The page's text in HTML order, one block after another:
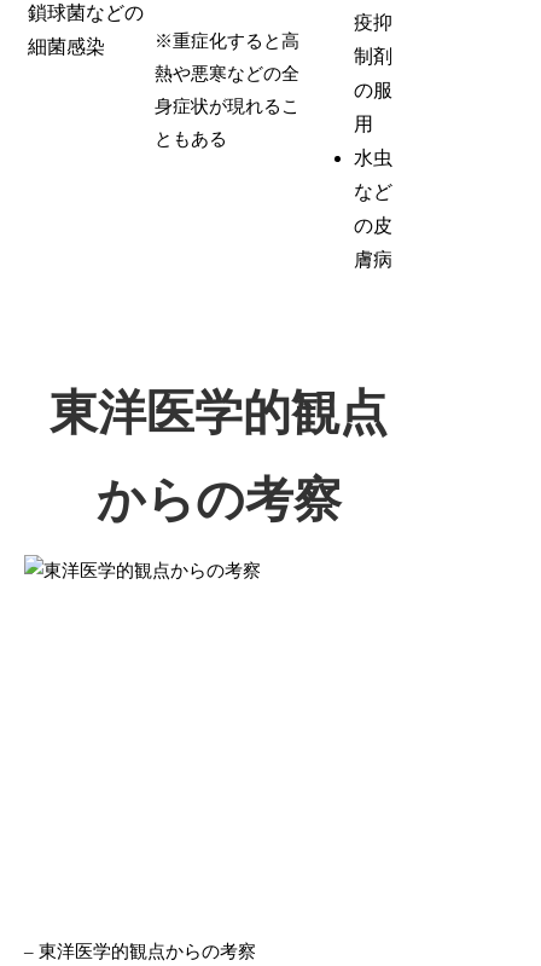
鎖球菌などの
細菌感染
※重症化すると高
熱や悪寒などの全
身症状が現れるこ
ともある
疫抑
制剤
の服
用
水虫
など
の皮
膚病
東洋医学的観点
からの考察
– 東洋医学的観点からの考察